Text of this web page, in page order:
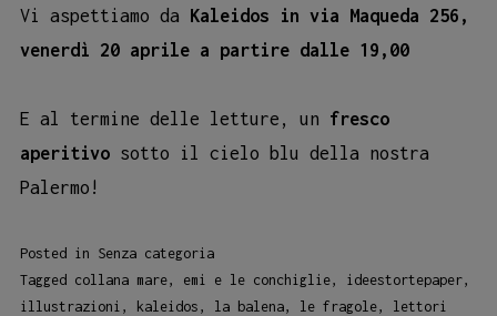
Vi aspettiamo da Kaleidos in via Maqueda 256,
venerdì 20 aprile a partire dalle 19,00
E al termine delle letture, un fresco
aperitivo sotto il cielo blu della nostra
Palermo!
Posted in Senza categoria
Tagged collana mare, emi e le conchiglie, ideestortepaper,
illustrazioni , kaleidos , la balena, le fragole, lettori